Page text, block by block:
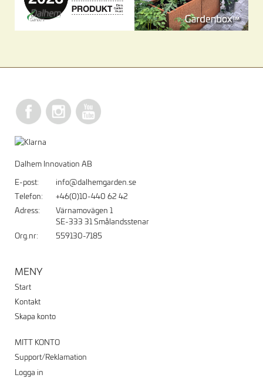
Dalhem Innovation AB
E-post:
info@dalhemgarden.se
Telefon:
+46(0)10-440 62 42
Adress:
Värnamovägen 1
SE-333 31 Smålandsstenar
Org.nr:
559130-7185
MENY
Start
Kontakt
Skapa konto
MITT KONTO
Support/Reklamation
Logga in